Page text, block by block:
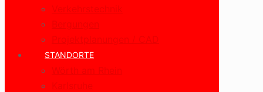
Verkehrstechnik
Bergungen
Projektplanungen / CAD
STANDORTE
Wörth am Rhein
Karlsruhe